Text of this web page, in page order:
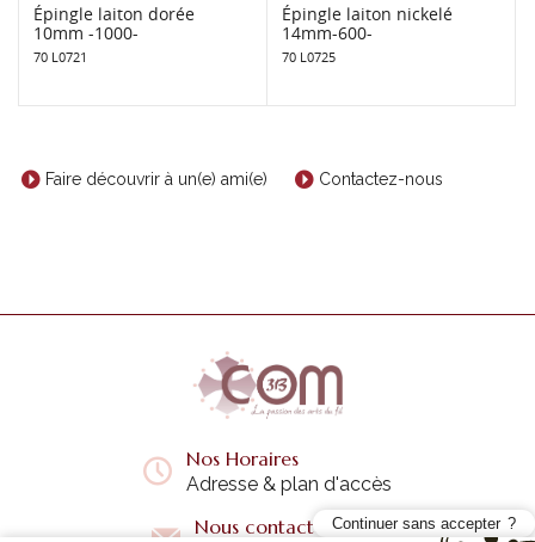
Épingle laiton dorée
10mm -1000-
70 L0721
Épingle laiton nickelé
14mm-600-
70 L0725
Faire découvrir à un(e) ami(e) Contactez-nous
Nos Horaires
Adresse & plan d'accès
Nous contacter Continuer sans accepter